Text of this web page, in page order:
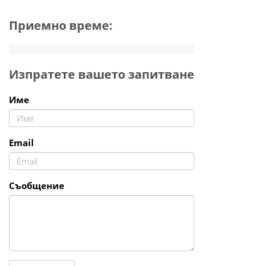
Приемно време:
Изпратете вашето запитване
Име
Email
Съобщение